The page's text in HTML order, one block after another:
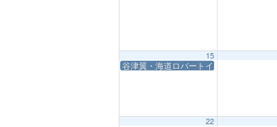
15
谷津翼・海道ロバートイベント出演情報
22
1:00 AM
2:00 AM